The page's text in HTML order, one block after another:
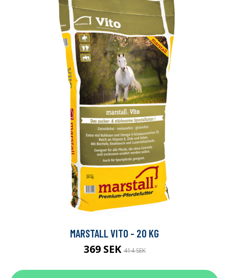
MARSTALL VITO - 20 KG
369 SEK414 SEK